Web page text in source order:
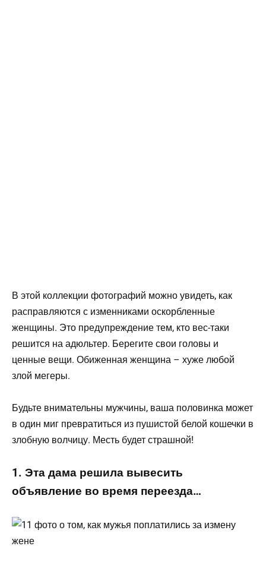
В этой коллекции фотографий можно увидеть, как
расправляются с изменниками оскорбленные
женщины. Это предупреждение тем, кто вес-таки
решится на адюльтер. Берегите свои головы и
ценные вещи. Обиженная женщина – хуже любой
злой мегеры.
Будьте внимательны мужчины, ваша половинка может
в один миг превратиться из пушистой белой кошечки в
злобную волчицу. Месть будет страшной!
1. Эта дама решила вывесить
объявление во время переезда…